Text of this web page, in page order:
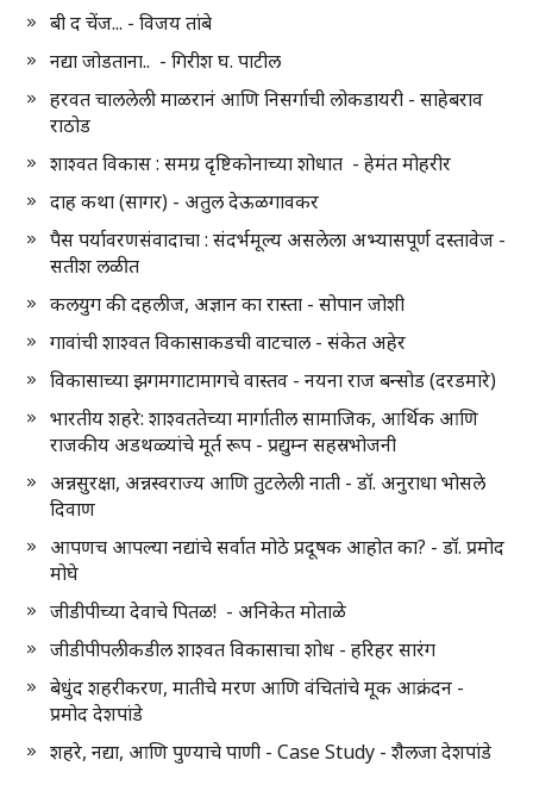
बी द चेंज... - विजय तांबे
नद्या जोडताना.. - गिरीश घ. पाटील
हरवत चाललेली माळरानं आणि निसर्गाची लोकडायरी - साहेबराव
राठोड
शाश्वत विकास : समग्र दृष्टिकोनाच्या शोधात - हेमंत मोहरीर
दाह कथा (सागर) - अतुल देऊळगावकर
पैस पर्यावरणसंवादाचा : संदर्भमूल्य असलेला अभ्यासपूर्ण दस्तावेज -
सतीश लळीत
कलयुग की दहलीज, अज्ञान का रास्ता - सोपान जोशी
गावांची शाश्वत विकासाकडची वाटचाल - संकेत अहेर
विकासाच्या झगमगाटामागचे वास्तव - नयना राज बन्सोड (दरडमारे)
भारतीय शहरे: शाश्वततेच्या मार्गातील सामाजिक, आर्थिक आणि
राजकीय अडथळ्यांचे मूर्त रूप - प्रद्युम्न सहस्रभोजनी
अन्नसुरक्षा, अन्नस्वराज्य आणि तुटलेली नाती - डॉ. अनुराधा भोसले
दिवाण
आपणच आपल्या नद्यांचे सर्वात मोठे प्रदूषक आहोत का? - डॉ. प्रमोद
मोघे
जीडीपीच्या देवाचे पितळ! - अनिकेत मोताळे
जीडीपीपलीकडील शाश्वत विकासाचा शोध - हरिहर सारंग
बेधुंद शहरीकरण, मातीचे मरण आणि वंचितांचे मूक आक्रंदन -
प्रमोद देशपांडे
शहरे, नद्या, आणि पुण्याचे पाणी - Case Study - शैलजा देशपांडे